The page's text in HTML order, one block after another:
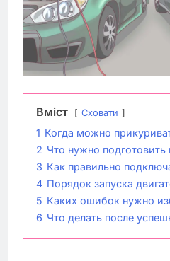
Вміст Сховати
1 Когда можно
2 Что нужно
3 Как правильно
4 Порядок запуска
5 Каких ошибок нужно
6 Что делать после